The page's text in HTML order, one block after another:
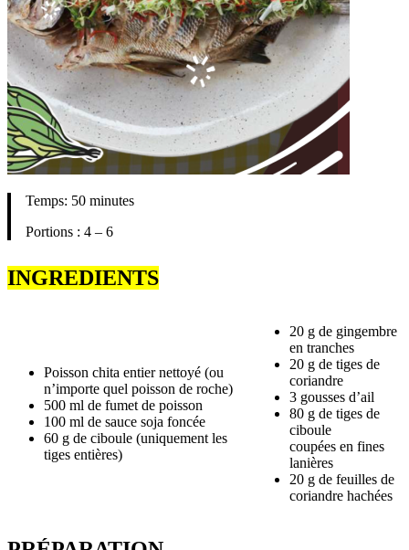
Temps: 50 minutes
Portions : 4 – 6
INGREDIENTS
Poisson chita entier nettoyé (ou
n’importe quel poisson de roche)
500 ml de fumet de poisson
100 ml de sauce soja foncée
60 g de ciboule (uniquement les
tiges entières)
20 g de gingembre
en tranches
20 g de tiges de
coriandre
3 gousses d’ail
80 g de tiges de
ciboule
coupées en fines
lanières
20 g de feuilles de
coriandre hachées